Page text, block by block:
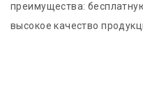
преимущества:
высокое качество